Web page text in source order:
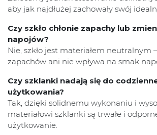
aby jak najdłużej zachowały swój
Czy szkło chłonie zapachy lub
napojów?
Nie, szkło jest materiałem neutralnym
zapachów ani nie wpływa na smak
Czy szklanki nadają się do
użytkowania?
Tak, dzięki solidnemu wykonaniu i
materiałowi szklanki są trwałe i
użytkowanie.